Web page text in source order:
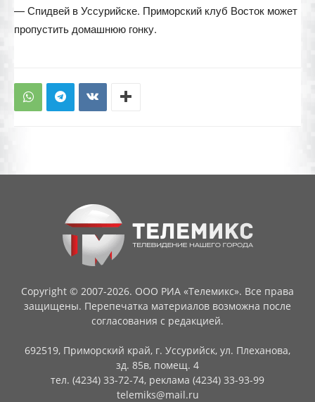
— Спидвей в Уссурийске. Приморский клуб Восток может
пропустить домашнюю гонку.
Copyright © 2007-2026. ООО РИА «Телемикс». Все права
защищены. Перепечатка материалов возможна после
согласования с редакцией.
692519, Приморский край, г. Уссурийск, ул. Плеханова,
зд. 85в, помещ. 4
тел. (4234) 33-72-74, реклама (4234) 33-93-99
telemiks@mail.ru